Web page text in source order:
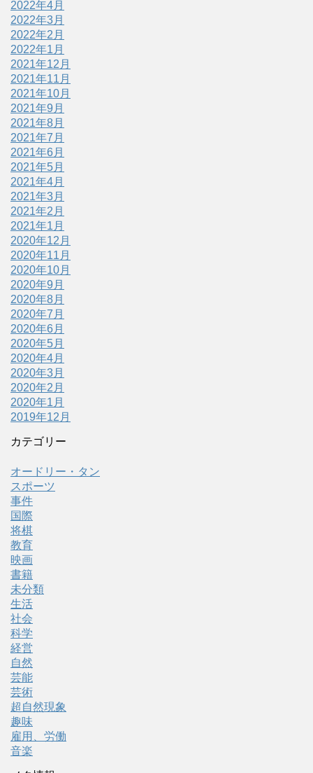
2022年4月
2022年3月
2022年2月
2022年1月
2021年12月
2021年11月
2021年10月
2021年9月
2021年8月
2021年7月
2021年6月
2021年5月
2021年4月
2021年3月
2021年2月
2021年1月
2020年12月
2020年11月
2020年10月
2020年9月
2020年8月
2020年7月
2020年6月
2020年5月
2020年4月
2020年3月
2020年2月
2020年1月
2019年12月
カテゴリー
オードリー・タン
スポーツ
事件
国際
将棋
教育
映画
書籍
未分類
生活
社会
科学
経営
自然
芸能
芸術
超自然現象
趣味
雇用、労働
音楽